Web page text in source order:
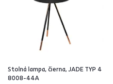
Stolná lampa, čierna, JADE TYP 4
8008-44A